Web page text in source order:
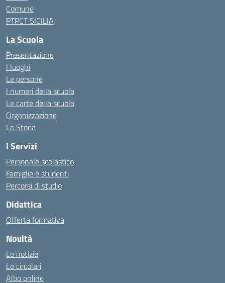
Comune
PTPCT SICILIA
La Scuola
Presentazione
I luoghi
Le persone
I numeri della scuola
Le carte della scuola
Organizzazione
La Storia
I Servizi
Personale scolastico
Famiglie e studenti
Percorsi di studio
Didattica
Offerta formativa
Novità
Le notizie
Le circolari
Albo online